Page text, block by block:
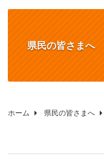
県民の皆さまへ
ホーム 県民の皆さまへ